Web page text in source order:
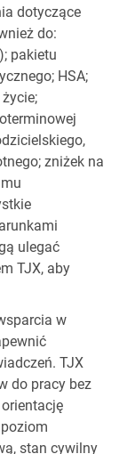
dotyczące
do:
pakietu
HSA;
zniżek na
ulegać
TJX, aby
w
TJX
do pracy bez
orientację
stan cywilny